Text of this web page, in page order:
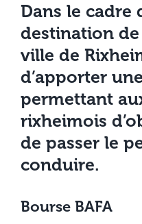
Dans le cadre
destination
ville de
d’apporter
permettant
rixheimois
de passer le
conduire.
Bourse BAFA